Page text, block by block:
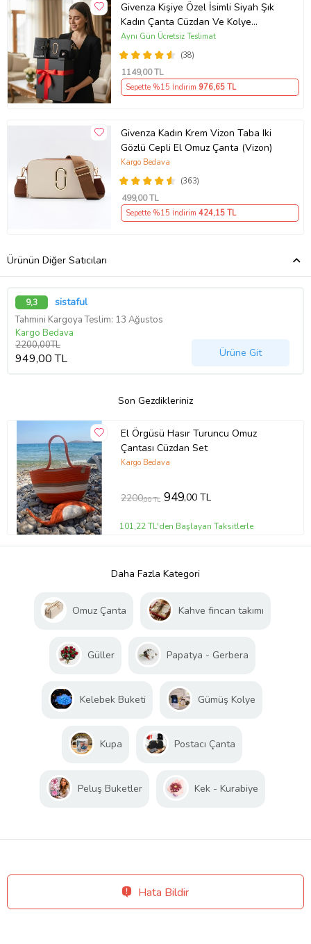
Givenza Kişiye Özel İsimli Siyah Şık
Kadın Çanta Cüzdan Ve Kolye
Hediyeli & Hediye Kutusu Seti
(D.Siyah)
(38)
Aynı Gün Ücretsiz Teslimat
1149,00 TL
Sepette %15 İndirim 976,65 TL
Givenza Kadın Krem Vizon Taba Iki
Gözlü Cepli El Omuz Çanta (Vizon)
(363)
Kargo Bedava
499,00 TL
Sepette %15 İndirim 424,15 TL
Ürünün Diğer Satıcıları
9,3 sistaful
Tahmini Kargoya Teslim: 13 Ağustos
Kargo Bedava
2200,00TL
949,00 TL Ürüne Git
Son Gezdikleriniz
El Örgüsü Hasır Turuncu Omuz
Çantası Cüzdan Set
Kargo Bedava
2200,00 TL 949,00 TL
101,22 TL'den Başlayan Taksitlerle
Daha Fazla Kategori
Omuz Çanta Kahve fincan takımı
Güller Papatya - Gerbera
Kelebek Buketi Gümüş Kolye
Kupa Postacı Çanta
Peluş Buketler Kek - Kurabiye
Hata Bildir